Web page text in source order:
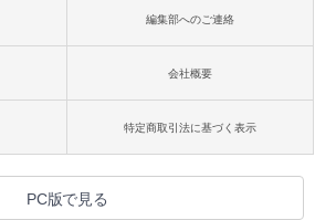
編集部へのご連絡
会社概要
特定商取引法に基づく表示
PC版で見る